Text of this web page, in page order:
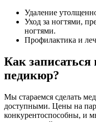
Удаление
Уход за ногтями,
ногтями.
Профилактика и
Как
педикюр?
Мы стараемся сделать
доступными. Цены на
конкурентоспособны, и